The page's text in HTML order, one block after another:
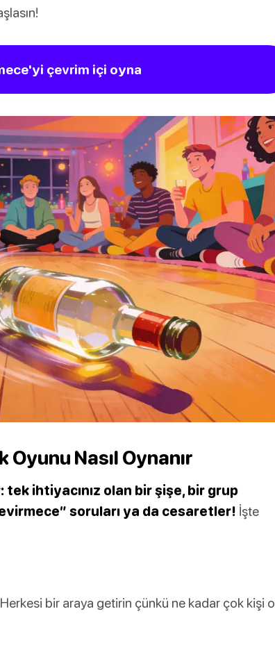
çevrim içi oyna
Nasıl Oynanır
ihtiyacınız olan bir şişe, bir grup
soruları ya da cesaretler! İşte
bir araya getirin çünkü ne kadar çok kişi o